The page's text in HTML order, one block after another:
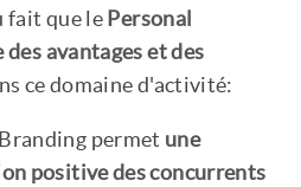
fait que le Personal
avantages et des
ce domaine d'activité:
permet une
positive des concurrents